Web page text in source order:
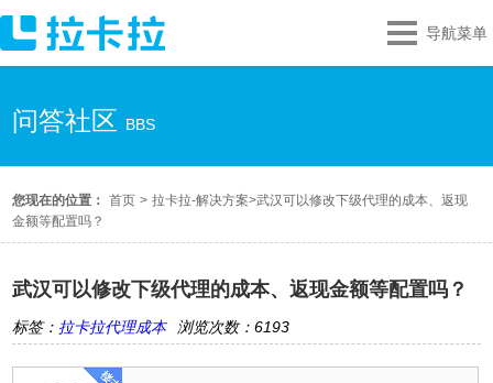
导航菜单
问答社区 BBS
您现在的位置： 首页 > 拉卡拉-解决方案>武汉可以修改下级代理的成本、返现
金额等配置吗？
武汉可以修改下级代理的成本、返现金额等配置吗？
标签： 拉卡拉代理成本 浏览次数：6193